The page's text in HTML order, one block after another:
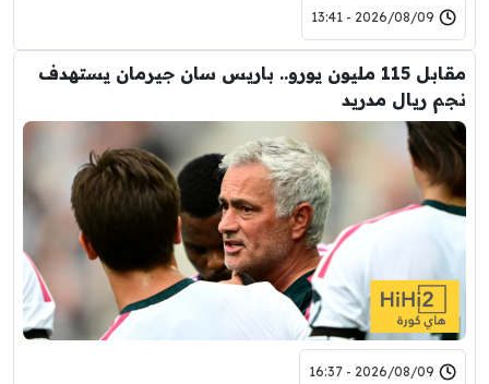
2026/08/09 - 13:41
مقابل 115 مليون يورو.. باريس سان جيرمان يستهدف
نجم ريال مدريد
2026/08/09 - 16:37